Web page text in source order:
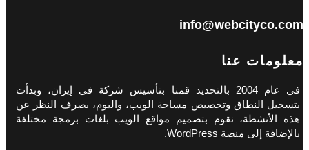
info@webcityco.com
معلومات عنا
في عام 2004 بالتحديد قمنا بتأسيس شركة في إيران، وبدأت
بتسجيل النطاق وتخصيص مساحة الويب، واليوم، بصرف النظر عن
هذه الأنشطة، نقوم بتصميم مواقع الويب بلغات برمجة مختلفة
بالإضافة إلى منصة WordPress.